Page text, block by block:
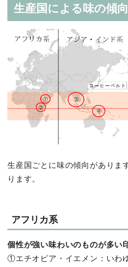
⽣産国による味の傾向
⽣産国ごとに味の傾向がありま
ります。
アフリカ系
個性が強い味わいのものが多い
①エチオピア・イエメン：いわ